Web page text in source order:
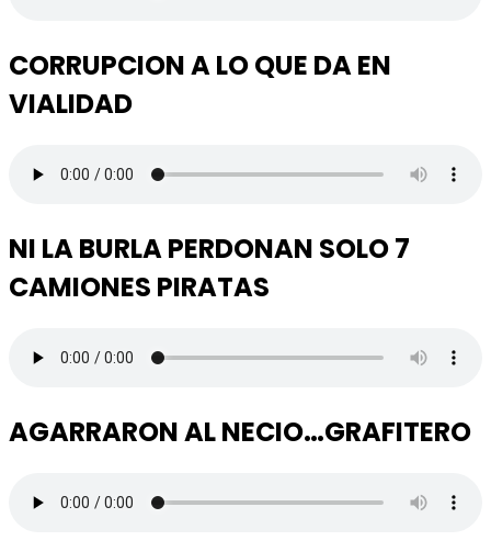
CORRUPCION A LO QUE DA EN
VIALIDAD
NI LA BURLA PERDONAN SOLO 7
CAMIONES PIRATAS
AGARRARON AL NECIO…GRAFITERO